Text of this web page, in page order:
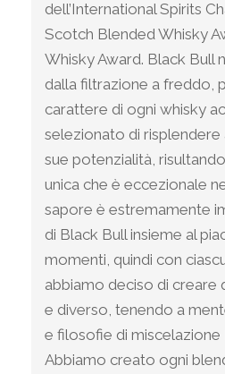
dell’International Spirits
Scotch Blended Whisky
Whisky Award. Black Bull
dalla filtrazione a freddo,
carattere di ogni whisky
selezionato di risplendere
sue potenzialità,
unica che è eccezionale
sapore è estremamente
di Black Bull insieme al
momenti, quindi con
abbiamo deciso di creare
e diverso, tenendo a
e filosofie di miscelazione
Abbiamo creato ogni